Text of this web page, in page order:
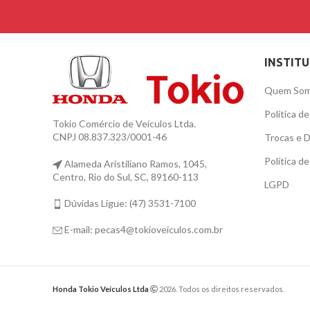
Tokio Comércio de Veículos Ltda.
CNPJ 08.837.323/0001-46
Alameda Aristiliano Ramos, 1045,
Centro, Rio do Sul, SC, 89160-113
Dúvidas Ligue: (47) 3531-7100
E-mail: pecas4@tokioveiculos.com.br
Quem
Política
Trocas e
Política
LGPD
Honda Tokio Veículos Ltda 2026. Todos os direitos reservados.